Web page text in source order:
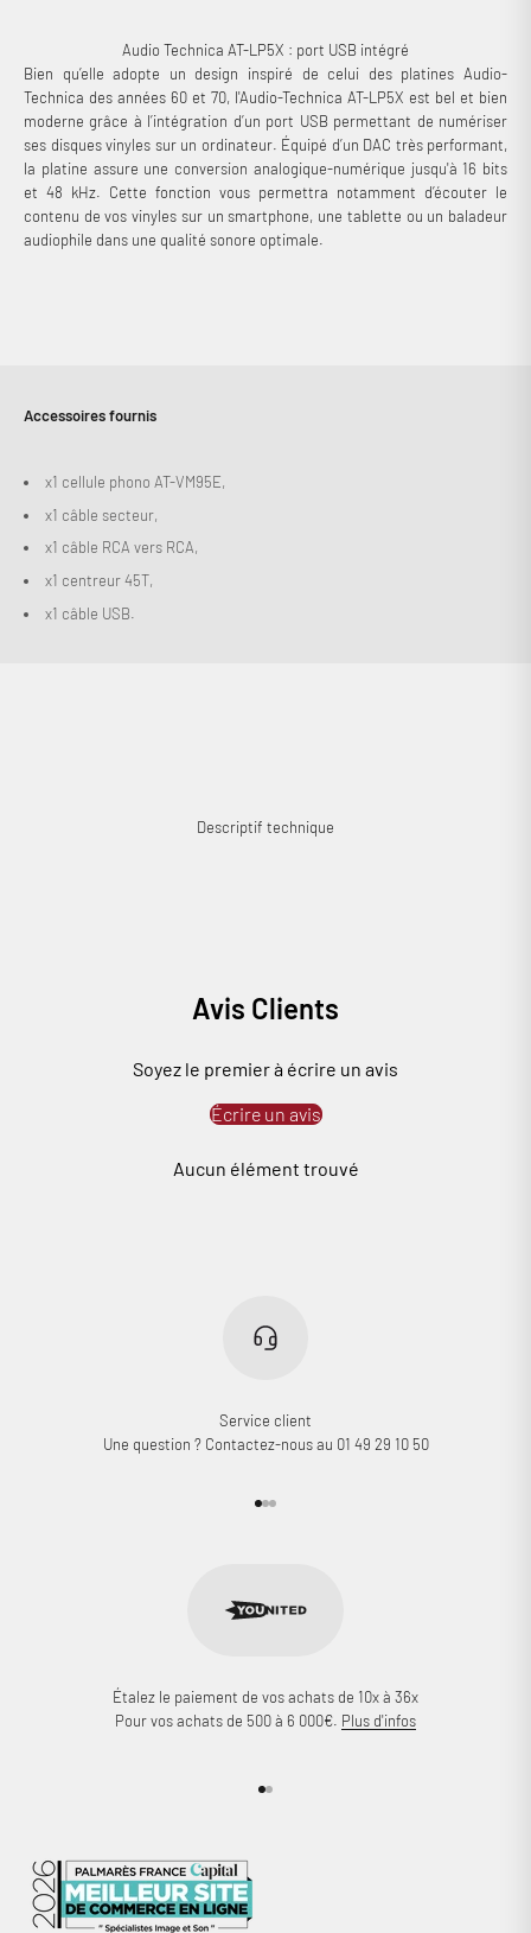
Audio Technica AT-LP5X : port USB intégré
Bien qu’elle adopte un design inspiré de celui des platines Audio-
Technica des années 60 et 70, l'Audio-Technica AT-LP5X est bel et bien
moderne grâce à l’intégration d’un port USB permettant de numériser
ses disques vinyles sur un ordinateur. Équipé d’un DAC très performant,
la platine assure une conversion analogique-numérique jusqu'à 16 bits
et 48 kHz. Cette fonction vous permettra notamment d’écouter le
contenu de vos vinyles sur un smartphone, une tablette ou un baladeur
audiophile dans une qualité sonore optimale.
Accessoires fournis
x1 cellule phono AT-VM95E,
x1 câble secteur,
x1 câble RCA vers RCA,
x1 centreur 45T,
x1 câble USB.
Descriptif technique
Avis Clients
Soyez le premier à écrire un avis
Écrire un avis
Aucun élément trouvé
Service client
Une question ? Contactez-nous au 01 49 29 10 50
Aller à l'élément 1
Aller à l'élément 2
Aller à l'élément 3
Étalez le paiement de vos achats de 10x à 36x
Pour vos achats de 500 à 6 000€. Plus d'infos
Aller à l'élément 1
Aller à l'élément 2